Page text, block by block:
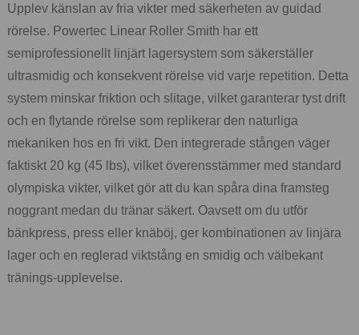
Upplev känslan av fria vikter med säkerheten av guidad
rörelse. Powertec Linear Roller Smith har ett
semiprofessionellt linjärt lagersystem som säkerställer
ultrasmidig och konsekvent rörelse vid varje repetition. Detta
system minskar friktion och slitage, vilket garanterar tyst drift
och en flytande rörelse som replikerar den naturliga
mekaniken hos en fri vikt. Den integrerade stången väger
faktiskt 20 kg (45 lbs), vilket överensstämmer med standard
olympiska vikter, vilket gör att du kan spåra dina framsteg
noggrant medan du tränar säkert. Oavsett om du utför
bänkpress, press eller knäböj, ger kombinationen av linjära
lager och en reglerad viktstång en smidig och välbekant
tränings-upplevelse.